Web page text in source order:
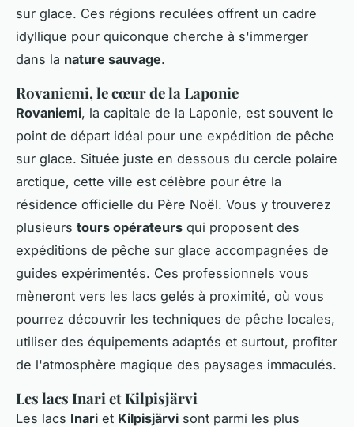
sur glace. Ces régions reculées offrent un cadre
idyllique pour quiconque cherche à s'immerger
dans la nature sauvage.
Rovaniemi, le cœur de la Laponie
Rovaniemi, la capitale de la Laponie, est souvent le
point de départ idéal pour une expédition de pêche
sur glace. Située juste en dessous du cercle polaire
arctique, cette ville est célèbre pour être la
résidence officielle du Père Noël. Vous y trouverez
plusieurs tours opérateurs qui proposent des
expéditions de pêche sur glace accompagnées de
guides expérimentés. Ces professionnels vous
mèneront vers les lacs gelés à proximité, où vous
pourrez découvrir les techniques de pêche locales,
utiliser des équipements adaptés et surtout, profiter
de l'atmosphère magique des paysages immaculés.
Les lacs Inari et Kilpisjärvi
Les lacs Inari et Kilpisjärvi sont parmi les plus